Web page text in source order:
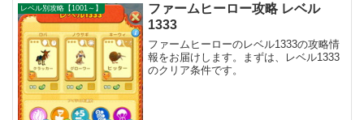
レベル別攻略【1001～】
ファームヒーロー攻略 レベル
1333
ファームヒーローのレベル1333の攻略情
報をお届けします。まずは、レベル1333
のクリア条件です。